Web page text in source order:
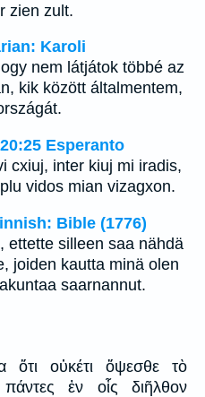
zien zult.
Karoli
nem látjátok többé az
kik között általmentem,
Esperanto
cxiuj, inter kiuj mi iradis,
vidos mian vizagxon.
Bible (1776)
ettette silleen saa nähdä
joiden kautta minä olen
saarnannut.
ὅτι οὐκέτι ὄψεσθε τὸ
ἐν οἷς διῆλθον